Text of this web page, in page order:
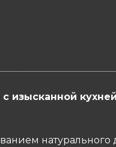
изысканной